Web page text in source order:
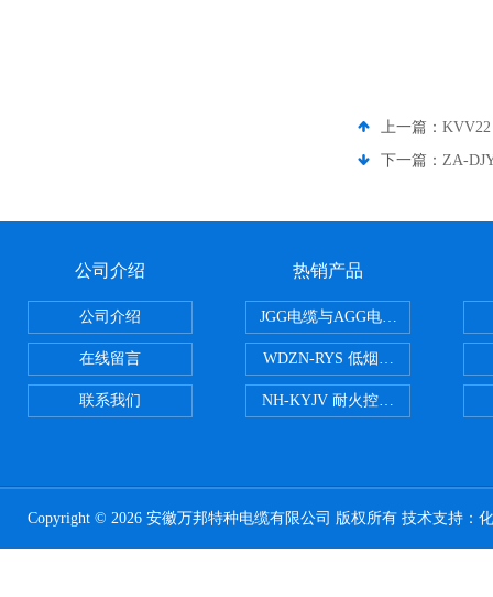
上一篇：
下一篇： ZA-
公司介绍
公司介绍
在线留言
联系我们
热销产品
JGG电缆与AGG电缆有什么区别
WDZN-RYS 低烟无卤耐火双绞线
NH-KYJV 耐火控制电缆
Copyright © 2026 安徽万邦特种电缆有限公司 版权所有 技术支持：